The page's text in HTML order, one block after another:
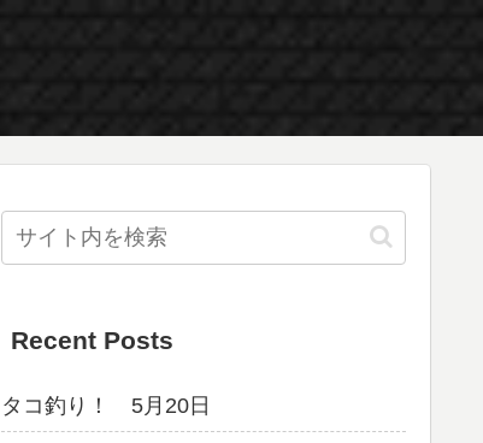
Recent Posts
タコ釣り！ 5月20日